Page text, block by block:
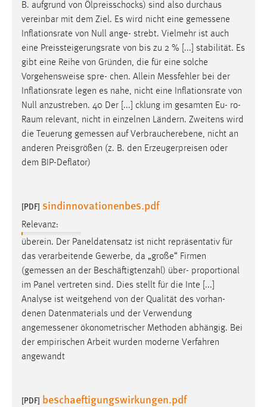
B. aufgrund von Ölpreisschocks) sind also durchaus
vereinbar mit dem Ziel. Es wird nicht eine gemessene
Inflationsrate von Null ange- strebt. Vielmehr ist auch
eine Preissteigerungsrate von bis zu 2 % [...] stabilität. Es
gibt eine Reihe von Gründen, die für eine solche
Vorgehensweise spre- chen. Allein Messfehler bei der
Inflationsrate legen es nahe, nicht eine Inflationsrate von
Null anzustreben. 40 Der [...] cklung im gesamten Eu- ro-
Raum relevant, nicht in einzelnen Ländern. Zweitens wird
die Teuerung gemessen auf Verbraucherebene, nicht an
anderen Preisgrößen (z. B. den Erzeugerpreisen oder
dem BIP-Deflator)
[PDF] sindinnovationenbes.pdf
Relevanz:
überein. Der Paneldatensatz ist nicht repräsentativ für
das verarbeitende Gewerbe, da „große“ Firmen
(gemessen an der Beschäftigtenzahl) über- proportional
im Panel vertreten sind. Dies stellt für die Inte [...]
Analyse ist weitgehend von der Qualität des vorhan-
denen Datenmaterials und der Verwendung
angemessener ökonometrischer Methoden abhängig. Bei
der empirischen Arbeit wurden moderne Verfahren
angewandt
[PDF] beschaeftigungswirkungen.pdf
Chat
Name:
MibewSessionID, MIBEW_UserID, mibew_locale, mibew-
chat-frame-style-5e9dbeb1811c0446
Zweck:
Wird benötigt um die Chatfunktion nutzen zu können.
Cookie Laufzeit:
MibewSessionID, mibew-chat-frame-style-
5e9dbeb1811c0446 = Sitzungslaufzeit, mibew_locale = 3
Jahre, MIBEW_UserID = 1 Jahr
fe_user, be_user, be_lastLoginProvider
Zweck:
Dieser Cookie ist notwendig um sich an der Website
einloggen zu können.
Cookie Laufzeit:
24 Stunden
STATISTIK
Diese Informationen helfen uns zu verstehen, wie